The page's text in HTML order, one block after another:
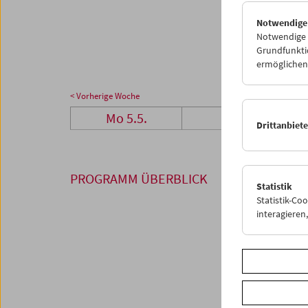
02
< Vorherige Woche
Mo 5.5.
PROGRAMM ÜBERBLICK
Notwendige
Statistik
Statistik-